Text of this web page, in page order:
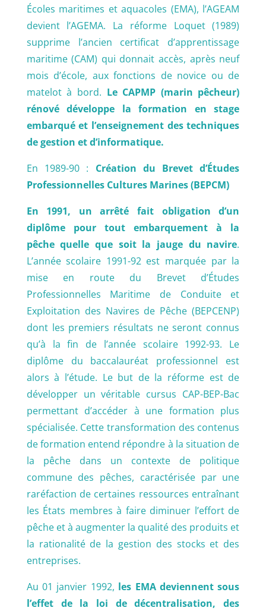
Écoles maritimes et aquacoles (EMA), l’AGEAM
devient l’AGEMA. La réforme Loquet (1989)
supprime l’ancien certificat d’apprentissage
maritime (CAM) qui donnait accès, après neuf
mois d’école, aux fonctions de novice ou de
matelot à bord. Le CAPMP (marin pêcheur)
rénové développe la formation en stage
embarqué et l’enseignement des techniques
de gestion et d’informatique.
En 1989-90 : Création du Brevet d’Études
Professionnelles Cultures Marines (BEPCM)
En 1991, un arrêté fait obligation d’un
diplôme pour tout embarquement à la
pêche quelle que soit la jauge du navire.
L’année scolaire 1991-92 est marquée par la
mise en route du Brevet d’Études
Professionnelles Maritime de Conduite et
Exploitation des Navires de Pêche (BEPCENP)
dont les premiers résultats ne seront connus
qu’à la fin de l’année scolaire 1992-93. Le
diplôme du baccalauréat professionnel est
alors à l’étude. Le but de la réforme est de
développer un véritable cursus CAP-BEP-Bac
permettant d’accéder à une formation plus
spécialisée. Cette transformation des contenus
de formation entend répondre à la situation de
la pêche dans un contexte de politique
commune des pêches, caractérisée par une
raréfaction de certaines ressources entraînant
les États membres à faire diminuer l’effort de
pêche et à augmenter la qualité des produits et
la rationalité de la gestion des stocks et des
entreprises.
Au 01 janvier 1992, les EMA deviennent sous
l’effet de la loi de décentralisation, des